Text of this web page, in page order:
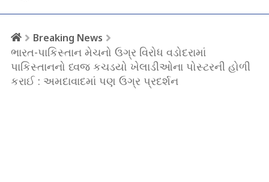
Breaking News
ભારત-પાકિસ્તાન મેચનો ઉગ્ર વિરોધ વડોદરામાં
પાકિસ્તાનનો ધ્વજ કચડયો ખેલાડીઓના પોસ્ટરની હોળી
કરાઈ : અમદાવાદમાં પણ ઉગ્ર પ્રદર્શન